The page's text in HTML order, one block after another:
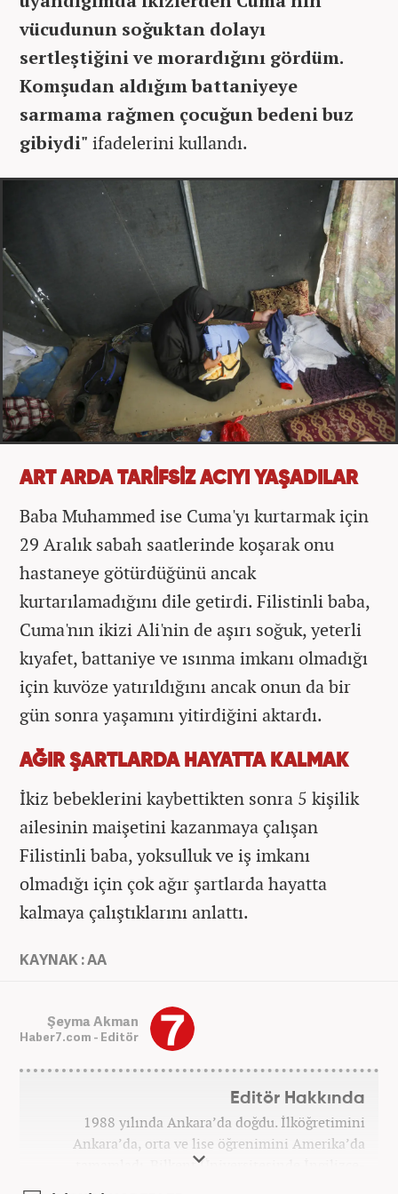
vücudunun soğuktan dolayı
sertleştiğini ve morardığını gördüm.
Komşudan aldığım battaniyeye
sarmama rağmen çocuğun bedeni buz
gibiydi" ifadelerini kullandı.
ART ARDA TARİFSİZ ACIYI YAŞADILAR
Baba Muhammed ise Cuma'yı kurtarmak için
29 Aralık sabah saatlerinde koşarak onu
hastaneye götürdüğünü ancak
kurtarılamadığını dile getirdi. Filistinli baba,
Cuma'nın ikizi Ali'nin de aşırı soğuk, yeterli
kıyafet, battaniye ve ısınma imkanı olmadığı
için kuvöze yatırıldığını ancak onun da bir
gün sonra yaşamını yitirdiğini aktardı.
AĞIR ŞARTLARDA HAYATTA KALMAK
İkiz bebeklerini kaybettikten sonra 5 kişilik
ailesinin maişetini kazanmaya çalışan
Filistinli baba, yoksulluk ve iş imkanı
olmadığı için çok ağır şartlarda hayatta
kalmaya çalıştıklarını anlattı.
KAYNAK : AA
Şeyma Akman
Haber7.com - Editör
Editör Hakkında
1988 yılında Ankara’da doğdu. İlköğretimini
Ankara’da, orta ve lise öğrenimini Amerika’da
tamamladı. Bilkent Üniversitesinde İngilizce-